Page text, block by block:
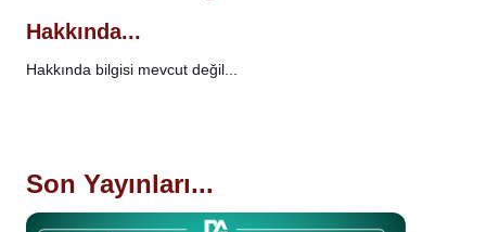
Hakkında...
Hakkında bilgisi mevcut değil...
Son Yayınları...